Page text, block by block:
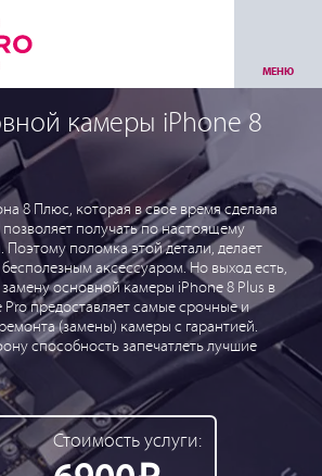
МЕНЮ
камеры iPhone 8
8 Плюс, которая в свое время сделала
получать по настоящему
Поэтому поломка этой детали, делает
аксессуаром. Но выход есть,
основной камеры iPhone 8 Plus в
предоставляет самые срочные и
(замены) камеры с гарантией.
способность запечатлеть лучшие
Стоимость услуги: